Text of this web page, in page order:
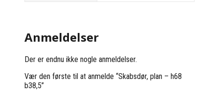
Anmeldelser
Der er endnu ikke nogle anmeldelser.
Vær den første til at anmelde “Skabsdør, plan – h68
b38,5”